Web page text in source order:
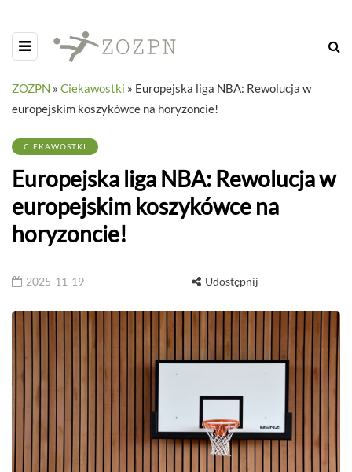
ZOZPN » Ciekawostki » Europejska liga NBA: Rewolucja w
europejskim koszykówce na horyzoncie!
CIEKAWOSTKI
Europejska liga NBA: Rewolucja w
europejskim koszykówce na
horyzoncie!
2025-11-19 Udostępnij